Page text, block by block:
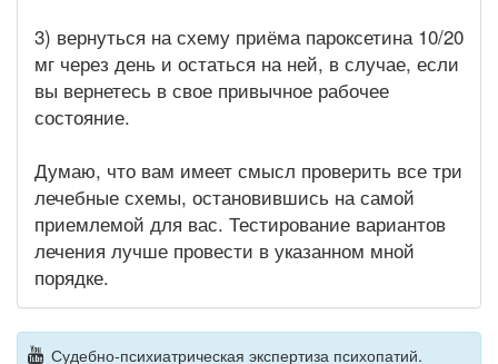
3) вернуться на схему приёма пароксетина 10/20
мг через день и остаться на ней, в случае, если
вы вернетесь в свое привычное рабочее
состояние.
Думаю, что вам имеет смысл проверить все три
лечебные схемы, остановившись на самой
приемлемой для вас. Тестирование вариантов
лечения лучше провести в указанном мной
порядке.
Судебно-психиатрическая экспертиза психопатий.